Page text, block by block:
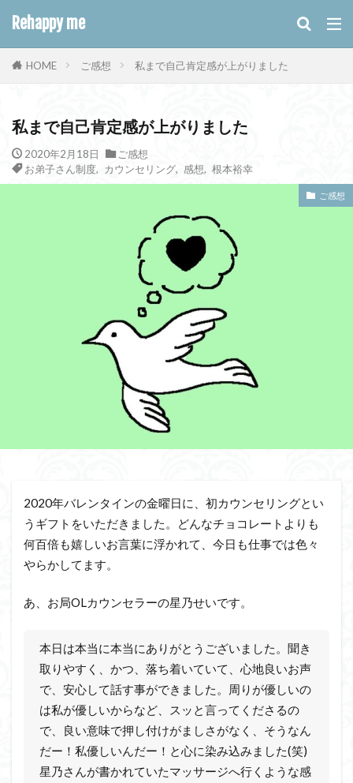
Rehappy me
HOME ご感想 私まで自己肯定感が上がりました
私まで自己肯定感が上がりました
2020年2月18日
ご感想
お弟子さん制度, カウンセリング, 感想 根本裕幸
ご感想
2020年バレンタインの金曜日に、初カウンセリングとい
うギフトをいただきました。どんなチョコレートよりも
何百倍も嬉しいお言葉に浮かれて、今日も仕事では色々
やらかしてます。
あ、お局OLカウンセラーの星乃せいです。
本日は本当に本当にありがとうございました。聞き
取りやすく、かつ、落ち着いていて、心地良いお声
で、安心して話す事ができました。周りが優しいの
は私が優しいからなど、スッと言ってくださるの
で、良い意味で押し付けがましさがなく、そうなん
だー！私優しいんだー！と心に染み込みました(笑)
星乃さんが書かれていたマッサージへ行くような感
タグ
ドジまる子
メイクセラピー
募集
夫婦問題
忘れ物 恋愛
手放し本
折れる 根本裕之
無料カウンセリング 無職
罪悪感 習慣化
脱サラ
自己肯定感